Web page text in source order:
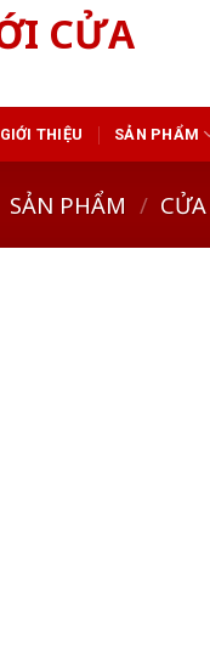
GIỚI THIỆU SẢN PHẨM
SẢN PHẨM /